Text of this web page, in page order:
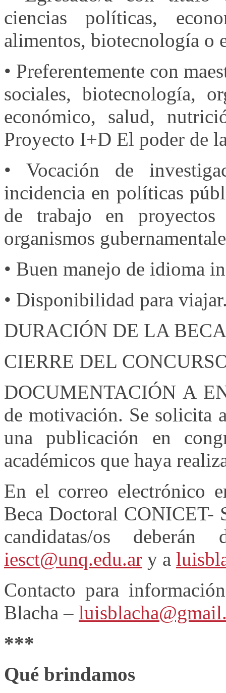
ciencias políticas,
alimentos, biotecnología o
• Preferentemente con
sociales, biotecnología,
económico, salud,
Proyecto I+D El poder de
• Vocación de
incidencia en políticas
de trabajo en
organismos
• Buen manejo de idioma
• Disponibilidad para
DURACIÓN DE LA
CIERRE DEL
DOCUMENTACIÓN A
de motivación. Se solicita
una publicación en
académicos que haya
En el correo electrónico
Beca Doctoral CONICET-
candidatas/os
iesct@unq.edu.ar y a
Contacto para
Blacha –
***
Qué brindamos